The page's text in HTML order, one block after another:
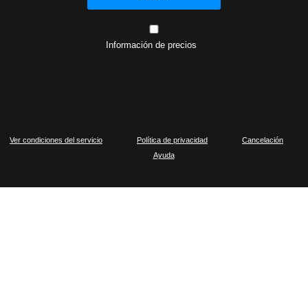
Información de precios
Ver condiciones del servicio Política de privacidad
Cancelación
Ayuda